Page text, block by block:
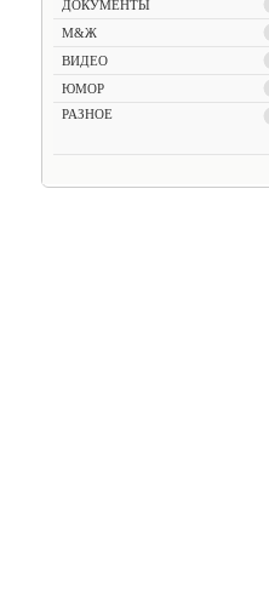
ДОКУМЕНТЫ
М&Ж
ВИДЕО
ЮМОР
РАЗНОЕ